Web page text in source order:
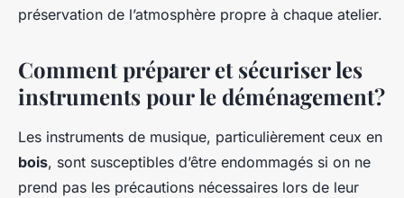
préservation de l’atmosphère propre à chaque atelier.
Comment préparer et sécuriser les
instruments pour le déménagement?
Les instruments de musique, particulièrement ceux en
bois, sont susceptibles d’être endommagés si on ne
prend pas les précautions nécessaires lors de leur